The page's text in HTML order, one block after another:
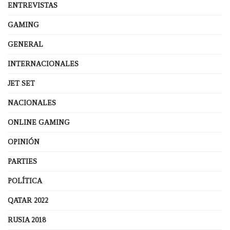
ENTREVISTAS
GAMING
GENERAL
INTERNACIONALES
JET SET
NACIONALES
ONLINE GAMING
OPINIÓN
PARTIES
POLÍTICA
QATAR 2022
RUSIA 2018